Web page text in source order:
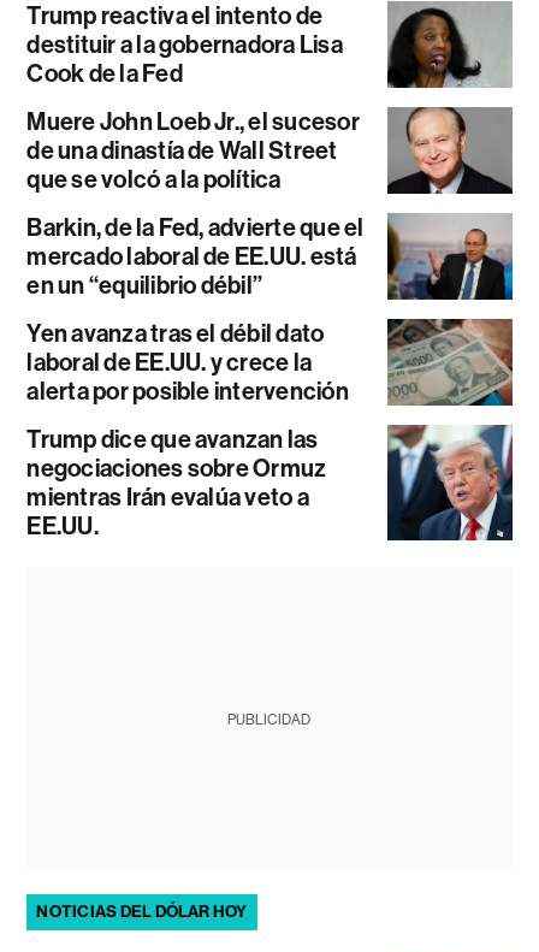
Trump reactiva el intento de
destituir a la gobernadora Lisa
Cook de la Fed
Muere John Loeb Jr., el sucesor
de una dinastía de Wall Street
que se volcó a la política
Barkin, de la Fed, advierte que el
mercado laboral de EE.UU. está
en un “equilibrio débil”
Yen avanza tras el débil dato
laboral de EE.UU. y crece la
alerta por posible intervención
Trump dice que avanzan las
negociaciones sobre Ormuz
mientras Irán evalúa veto a
EE.UU.
PUBLICIDAD
NOTICIAS DEL DÓLAR HOY